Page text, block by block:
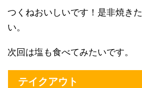
つくねおいしいです！是非焼き
い。
次回は塩も食べてみたいです。
テイクアウト